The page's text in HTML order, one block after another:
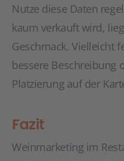
Nutze diese Daten
kaum verkauft wird,
Geschmack. Vielleicht
bessere Beschreibung
Platzierung auf der
Fazit
Weinmarketing im